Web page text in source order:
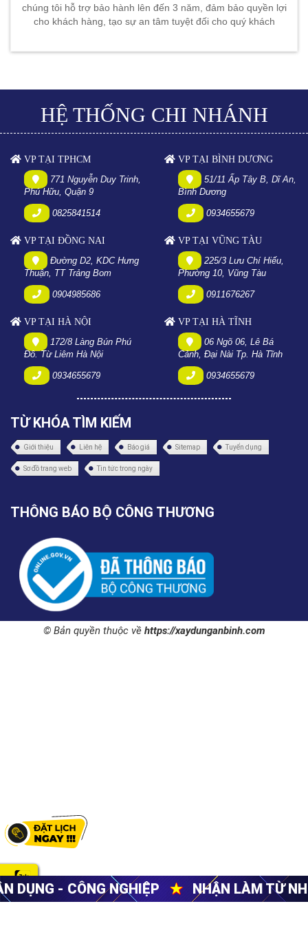
chúng tôi hỗ trợ bảo hành lên đến 3 năm, đảm bảo quyền lợi
cho khách hàng, tạo sự an tâm tuyệt đối cho quý khách
HỆ THỐNG CHI NHÁNH
VP TẠI TPHCM
771 Nguyễn Duy Trinh,
Phú Hữu, Quận 9
0825841514
VP TẠI BÌNH DƯƠNG
51/11 Ấp Tây B, Dĩ An,
Bình Dương
0934655679
VP TẠI ĐỒNG NAI
Đường D2, KDC Hưng
Thuận, TT Trảng Bom
0904985686
VP TẠI VŨNG TÀU
225/3 Lưu Chí Hiếu,
Phường 10, Vũng Tàu
0911676267
VP TẠI HÀ NỘI
172/8 Làng Bún Phú
Đô. Từ Liêm Hà Nội
0934655679
VP TẠI HÀ TĨNH
06 Ngõ 06, Lê Bá
Cảnh, Đại Nài Tp. Hà Tĩnh
0934655679
TỪ KHÓA TÌM KIẾM
Giới thiệu Liên hệ Báo giá Sitemap Tuyển dụng
Sơ đồ trang web Tin tức trong ngày
THÔNG BÁO BỘ CÔNG THƯƠNG
© Bản quyền thuộc về https://xaydunganbinh.com
★ NHẬN LÀM TỪ NHỮNG VIỆC NHỎ